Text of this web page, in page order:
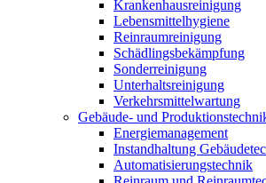
Krankenhausreinigung
Lebensmittelhygiene
Reinraumreinigung
Schädlingsbekämpfung
Sonderreinigung
Unterhaltsreinigung
Verkehrsmittelwartung
Gebäude- und
Energiemanagement
Instandhaltung
Automatisierungstechnik